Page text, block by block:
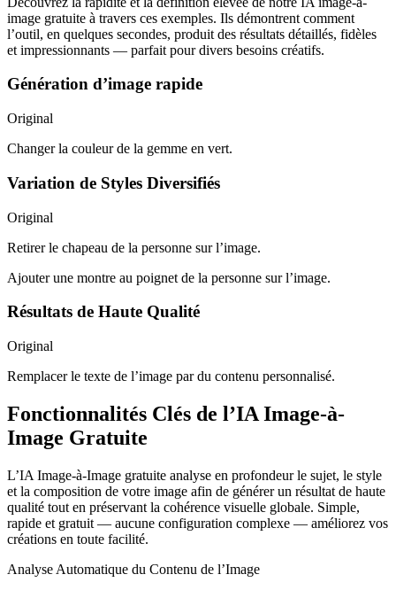
image gratuite à travers ces exemples. Ils démontrent comment
l’outil, en quelques secondes, produit des résultats détaillés, fidèles
et impressionnants — parfait pour divers besoins créatifs.
Génération d’image rapide
Original
Changer la couleur de la gemme en vert.
Variation de Styles Diversifiés
Original
Retirer le chapeau de la personne sur l’image.
Ajouter une montre au poignet de la personne sur l’image.
Résultats de Haute Qualité
Original
Remplacer le texte de l’image par du contenu personnalisé.
Fonctionnalités Clés de l’IA Image-à-
Image Gratuite
L’IA Image-à-Image gratuite analyse en profondeur le sujet, le style
et la composition de votre image afin de générer un résultat de haute
qualité tout en préservant la cohérence visuelle globale. Simple,
rapide et gratuit — aucune configuration complexe — améliorez vos
créations en toute facilité.
Analyse Automatique du Contenu de l’Image